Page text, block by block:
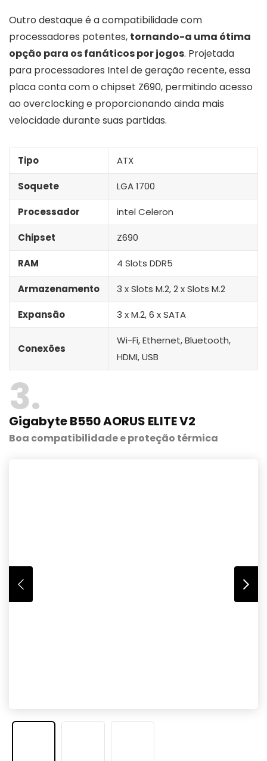
Outro destaque é a compatibilidade com
processadores potentes, tornando-a uma ótima
opção para os fanáticos por jogos. Projetada
para processadores Intel de geração recente, essa
placa conta com o chipset Z690, permitindo acesso
ao overclocking e proporcionando ainda mais
velocidade durante suas partidas.
Tipo ATX
Soquete LGA 1700
Processador intel Celeron
Chipset Z690
RAM 4 Slots DDR5
Armazenamento 3 x Slots M.2, 2 x Slots M.2
Expansão 3 x M.2, 6 x SATA
Conexões
Wi-Fi, Ethernet, Bluetooth,
HDMI, USB
3
Gigabyte B550 AORUS ELITE V2
Boa compatibilidade e proteção térmica